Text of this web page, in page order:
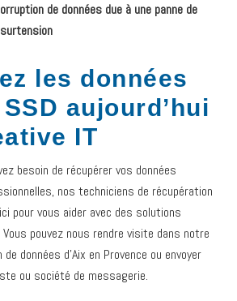
de données due à une panne de
les données
aujourd’hui
IT
besoin de récupérer vos données
nos techniciens de récupération
pour vous aider avec des solutions
pouvez nous rendre visite dans notre
données d’Aix en Provence ou envoyer
ou société de messagerie.